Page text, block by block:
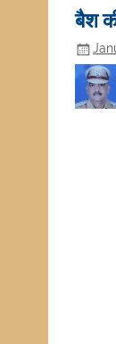
बैश